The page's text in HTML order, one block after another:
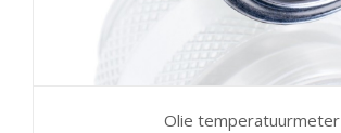
Olie temperatuurmeter